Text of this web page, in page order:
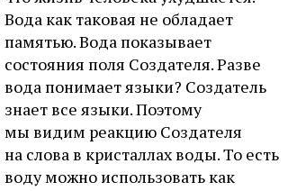
Вода как таковая не обладает
памятью. Вода показывает
состояния поля Создателя. Разве
вода понимает языки? Создатель
знает все языки. Поэтому
мы видим реакцию Создателя
на слова в кристаллах воды. То есть
воду можно использовать как